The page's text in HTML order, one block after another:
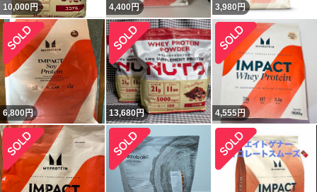
10,000円 4,400円 3,980円
6,800円 13,680円 4,555円